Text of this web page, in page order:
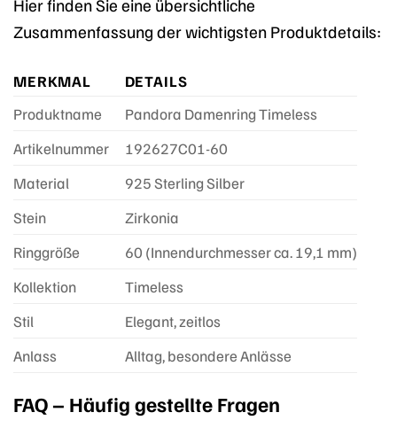
Zusammenfassung der wichtigsten Produktdetails:
MERKMAL
DETAILS
Produktname
Pandora Damenring Timeless
Artikelnummer
192627C01-60
Material
925 Sterling Silber
Stein
Zirkonia
Ringgröße
60 (Innendurchmesser ca. 19,1 mm)
Kollektion
Timeless
Stil
Elegant, zeitlos
Anlass
Alltag, besondere Anlässe
FAQ – Häufig gestellte Fragen